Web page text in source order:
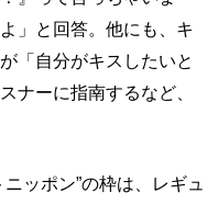
」と回答。他にも、キ
「自分がキスしたいと
ナーに指南するなど、
ッポン”の枠は、レギュ